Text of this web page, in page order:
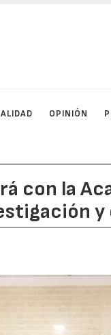
OPINIÓN
con la